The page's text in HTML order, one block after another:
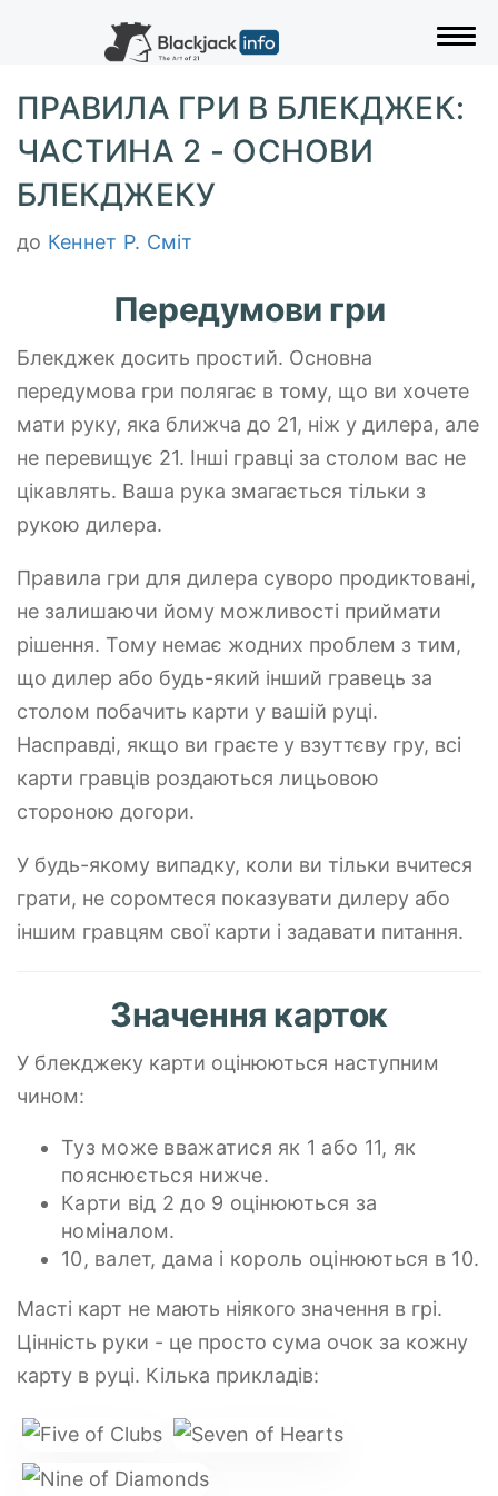
ПРАВИЛА ГРИ В БЛЕКДЖЕК:
ЧАСТИНА 2 - ОСНОВИ
БЛЕКДЖЕКУ
до Кеннет Р. Сміт
Передумови гри
Блекджек досить простий. Основна
передумова гри полягає в тому, що ви хочете
мати руку, яка ближча до 21, ніж у дилера, але
не перевищує 21. Інші гравці за столом вас не
цікавлять. Ваша рука змагається тільки з
рукою дилера.
Правила гри для дилера суворо продиктовані,
не залишаючи йому можливості приймати
рішення. Тому немає жодних проблем з тим,
що дилер або будь-який інший гравець за
столом побачить карти у вашій руці.
Насправді, якщо ви граєте у взуттєву гру, всі
карти гравців роздаються лицьовою
стороною догори.
У будь-якому випадку, коли ви тільки вчитеся
грати, не соромтеся показувати дилеру або
іншим гравцям свої карти і задавати питання.
Значення карток
У блекджеку карти оцінюються наступним
чином:
Туз може вважатися як 1 або 11, як
пояснюється нижче.
Карти від 2 до 9 оцінюються за
номіналом.
10, валет, дама і король оцінюються в 10.
Масті карт не мають ніякого значення в грі.
Цінність руки - це просто сума очок за кожну
карту в руці. Кілька прикладів: